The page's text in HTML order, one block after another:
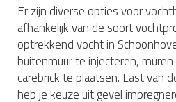
Er zijn diverse opties voor
afhankelijk van de soort
optrekkend vocht in
buitenmuur te injecteren,
carebrick te plaatsen. Last van
heb je keuze uit gevel